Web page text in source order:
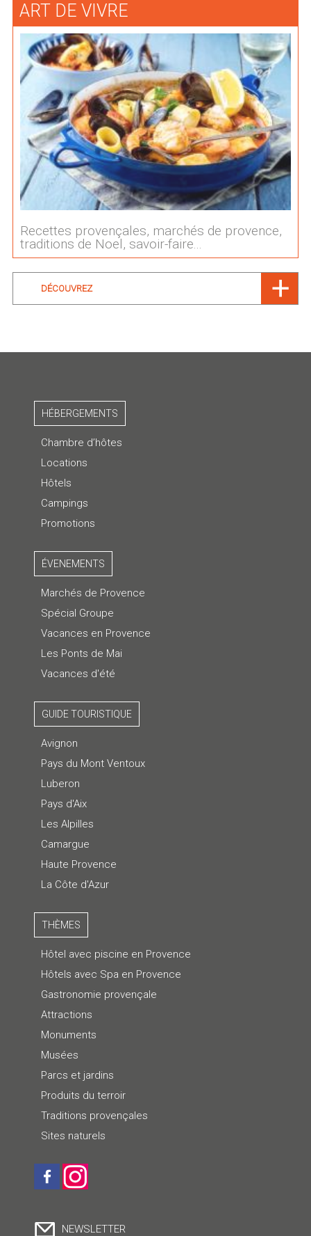
ART DE VIVRE
Recettes provençales, marchés de provence,
traditions de Noel, savoir-faire...
DÉCOUVREZ
HÉBERGEMENTS
Chambre d’hôtes
Locations
Hôtels
Campings
Promotions
ÉVENEMENTS
Marchés de Provence
Spécial Groupe
Vacances en Provence
Les Ponts de Mai
Vacances d'été
GUIDE TOURISTIQUE
Avignon
Pays du Mont Ventoux
Luberon
Pays d'Aix
Les Alpilles
Camargue
Haute Provence
La Côte d'Azur
THÈMES
Hôtel avec piscine en Provence
Hôtels avec Spa en Provence
Gastronomie provençale
Attractions
Monuments
Musées
Parcs et jardins
Produits du terroir
Traditions provençales
Sites naturels
NEWSLETTER